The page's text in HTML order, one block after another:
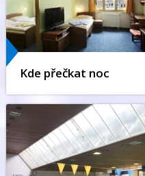
Kde přečkat noc